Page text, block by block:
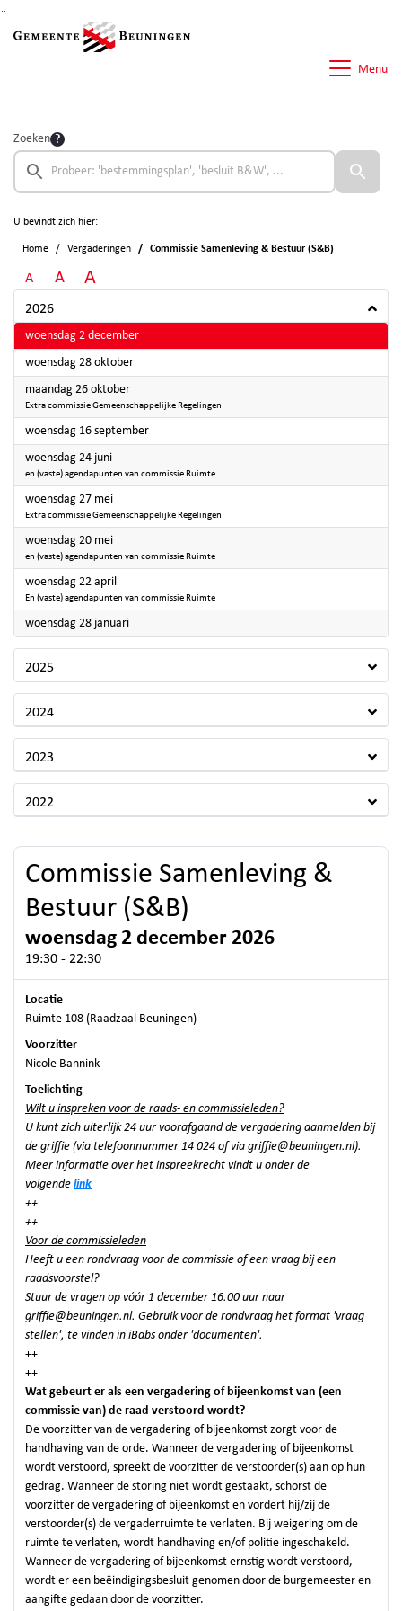
Menu
Zoeken
U bevindt zich hier:
Home Vergaderingen Commissie Samenleving & Bestuur (S&B)
A A A
2026
woensdag 2 december2026
woensdag 28 oktober2026
maandag 26 oktober2026
Extra commissie Gemeenschappelijke Regelingen
woensdag 16 september2026
woensdag 24 juni2026
en (vaste) agendapunten van commissie Ruimte
woensdag 27 mei2026
Extra commissie Gemeenschappelijke Regelingen
woensdag 20 mei2026
en (vaste) agendapunten van commissie Ruimte
woensdag 22 april
En (vaste) agendapunten van commissie Ruimte
woensdag 28 januari2026
2025
2024
2023
2022
Commissie Samenleving &
Bestuur (S&B)
woensdag 2 december 2026
19:30 - 22:30
Locatie
Ruimte 108 (Raadzaal Beuningen)
Voorzitter
Nicole Bannink
Toelichting
Wilt u inspreken voor de raads- en commissieleden?
U kunt zich uiterlijk 24 uur voorafgaand de vergadering aanmelden bij
de griffie (via telefoonnummer 14 024 of via griffie@beuningen.nl).
Meer informatie over het inspreekrecht vindt u onder de
volgende link
++
++
Voor de commissieleden
Heeft u een rondvraag voor de commissie of een vraag bij een
raadsvoorstel?
Stuur de vragen op vóór 1 december 16.00 uur naar
griffie@beuningen.nl. Gebruik voor de rondvraag het format 'vraag
stellen', te vinden in iBabs onder 'documenten'.
++
++
Wat gebeurt er als een vergadering of bijeenkomst van (een
commissie van) de raad verstoord wordt?
De voorzitter van de vergadering of bijeenkomst zorgt voor de
handhaving van de orde. Wanneer de vergadering of bijeenkomst
wordt verstoord, spreekt de voorzitter de verstoorder(s) aan op hun
gedrag. Wanneer de storing niet wordt gestaakt, schorst de
voorzitter de vergadering of bijeenkomst en vordert hij/zij de
verstoorder(s) de vergaderruimte te verlaten. Bij weigering om de
ruimte te verlaten, wordt handhaving en/of politie ingeschakeld.
Wanneer de vergadering of bijeenkomst ernstig wordt verstoord,
wordt er een beëindigingsbesluit genomen door de burgemeester en
aangifte gedaan door de voorzitter.